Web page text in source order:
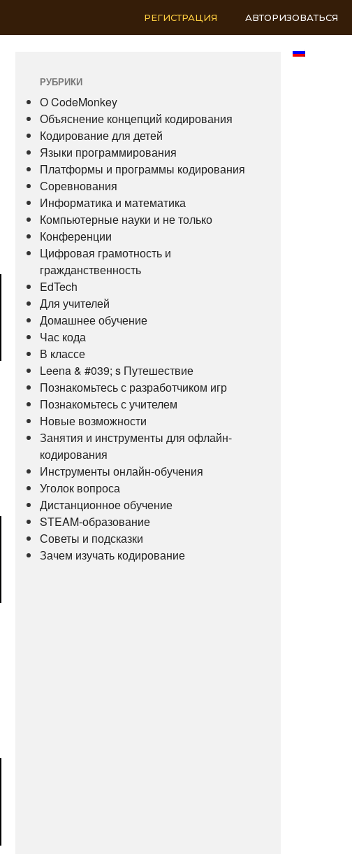
РЕГИСТРАЦИЯ АВТОРИЗОВАТЬСЯ
РУБРИКИ
О CodeMonkey
Объяснение концепций кодирования
Кодирование для детей
Языки программирования
Платформы и программы кодирования
Соревнования
Информатика и математика
Компьютерные науки и не только
Конференции
Цифровая грамотность и
гражданственность
EdTech
Для учителей
Домашнее обучение
Час кода
В классе
Leena & #039; s Путешествие
Познакомьтесь с разработчиком игр
Познакомьтесь с учителем
Новые возможности
Занятия и инструменты для офлайн-
кодирования
Инструменты онлайн-обучения
Уголок вопроса
Дистанционное обучение
STEAM-образование
Советы и подсказки
Зачем изучать кодирование